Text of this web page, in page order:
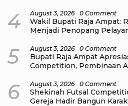
4 August 3, 2026 0 Comment
Wakil Bupati Raja Ampat:
Menjadi Penopang
5 August 3, 2026 0 Comment
Bupati Raja Ampat
Competition, Pembinaan
6 August 3, 2026 0 Comment
Shekinah Futsal
Gereja Hadir Bangun